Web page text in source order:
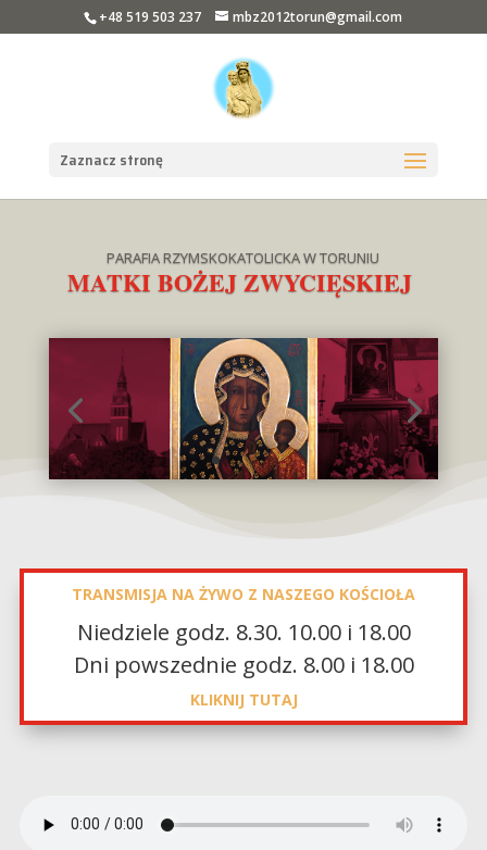
+48 519 503 237 mbz2012torun@gmail.com
Zaznacz stronę
PARAFIA RZYMSKOKATOLICKA W TORUNIU
MATKI BOŻEJ ZWYCIĘSKIEJ
TRANSMISJA NA ŻYWO Z NASZEGO KOŚCIOŁA
Niedziele godz. 8.30. 10.00 i 18.00
Dni powszednie godz. 8.00 i 18.00
KLIKNIJ TUTAJ